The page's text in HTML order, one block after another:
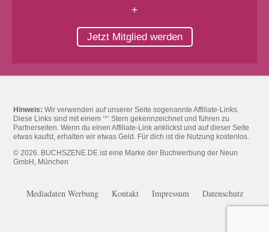
+
Jetzt Mitglied werden
Hinweis: Wir verwenden auf unserer Seite sogenannte Affiliate-Links.
Diese Links sind mit einem ‘*‘ Stern gekennzeichnet und führen zu
Partnerseiten. Wenn du einen Affiliate-Link anklickst und auf dieser Seite
etwas kaufst, erhalten wir etwas Geld. Für dich ist die Nutzung kostenlos.
© 2026. BUCHSZENE.DE ist eine Marke der Buchwerbung der Neun
GmbH, München
Mediadaten Werbung Kontakt Impressum Datenschutz